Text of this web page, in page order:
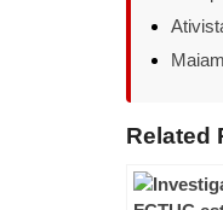
Related